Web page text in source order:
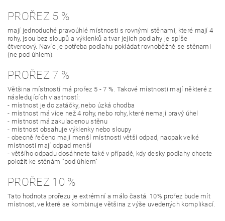
PROŘEZ 5 %
mají jednoduché pravoúhlé místnosti s rovnými stěnami, které mají 4
rohy, jsou bez sloupů a výklenků a tvar jejich podlahy je spíše
čtvercový. Navíc je potřeba podlahu pokládat rovnoběžně se stěnami
(ne pod úhlem).
PROŘEZ 7 %
Většina místností má prořez 5 - 7 %. Takové místnosti mají některé z
následujících vlastností:
- místnost je do zatáčky, nebo úzká chodba
- místnost má více než 4 rohy, nebo rohy, které nemají pravý úhel
- místnost má zakulacenou stěnu
- místnost obsahuje výklenky nebo sloupy
- obecně řečeno mají menší místnosti větší odpad, naopak velké
místnosti mají odpad menší
- většího odpadu dosáhnete také v případě, kdy desky podlahy chcete
položit ke stěnám "pod úhlem"
PROŘEZ 10 %
Tato hodnota prořezu je extrémní a málo častá. 10% prořez bude mít
místnost, ve které se kombinuje většina z výše uvedených komplikací.